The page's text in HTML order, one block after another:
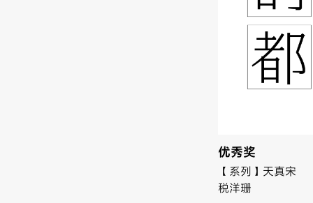
优秀奖
【系列】天真宋
税洋珊